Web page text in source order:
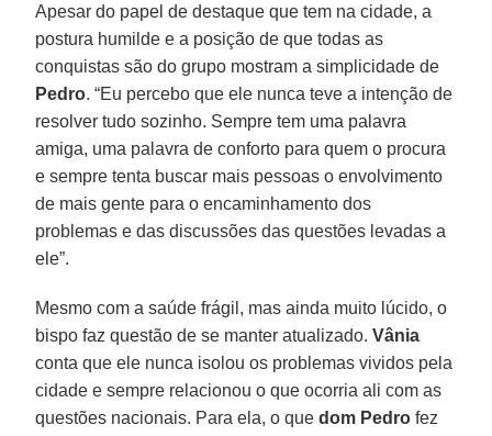
Apesar do papel de destaque que tem na cidade, a
postura humilde e a posição de que todas as
conquistas são do grupo mostram a simplicidade de
Pedro. “Eu percebo que ele nunca teve a intenção de
resolver tudo sozinho. Sempre tem uma palavra
amiga, uma palavra de conforto para quem o procura
e sempre tenta buscar mais pessoas o envolvimento
de mais gente para o encaminhamento dos
problemas e das discussões das questões levadas a
ele”.
Mesmo com a saúde frágil, mas ainda muito lúcido, o
bispo faz questão de se manter atualizado.Vânia
conta que ele nunca isolou os problemas vividos pela
cidade e sempre relacionou o que ocorria ali com as
questões nacionais. Para ela, o quedom Pedro fez